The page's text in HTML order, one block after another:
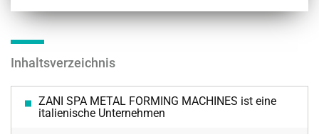
Inhaltsverzeichnis
ZANI SPA METAL FORMING MACHINES ist eine
italienische Unternehmen